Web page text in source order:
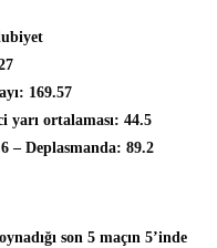
169.57
yarı ortalaması: 44.5
– Deplasmanda: 89.2
son 5 maçın 5’inde